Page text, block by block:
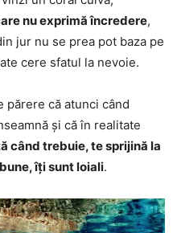
nu exprimă încredere,
jur nu se prea pot baza pe
cere sfatul la nevoie.
părere că atunci când
și că în realitate
când trebuie, te sprijină la
îți sunt loiali.